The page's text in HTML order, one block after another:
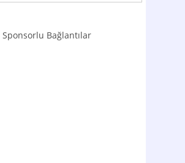
Sponsorlu Bağlantılar